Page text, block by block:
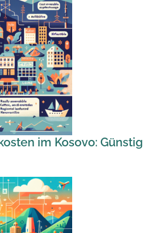
im Kosovo: Günstig